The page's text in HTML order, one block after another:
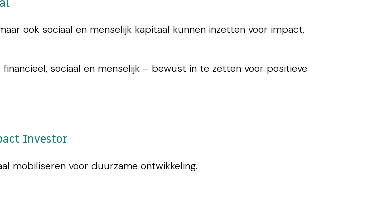
ook sociaal en menselijk kapitaal kunnen inzetten voor impact.
sociaal en menselijk – bewust in te zetten voor positieve
Investor
mobiliseren voor duurzame ontwikkeling.